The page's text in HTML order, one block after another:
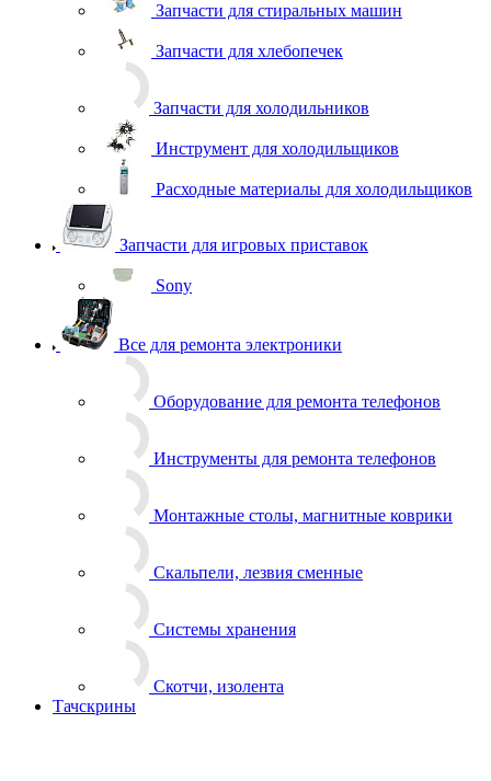
Запчасти для стиральных машин
Запчасти для хлебопечек
Инструменты для ремонта телефонов
Монтажные столы, магнитные коврики
Скотчи, изолента
Тачскрины